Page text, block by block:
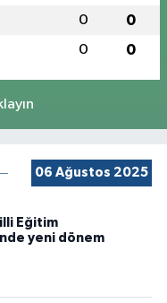
0 0
0 0
06 Ağustos 2025
Eğitim
yeni dönem